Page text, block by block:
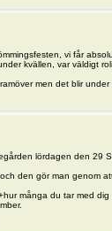
vi får
kvällen, var väldigt
men det blir under
lördagen den 29
den gör man genom
många du tar med dig